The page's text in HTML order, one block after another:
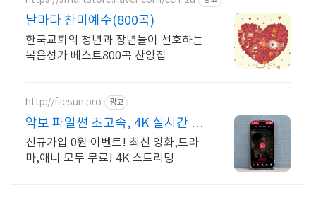
날마다 찬미예수(800곡)
한국교회의 청년과 장년들이 선호하는
복음성가 베스트800곡 찬양집
http://filesun.pro 광고
악보 파일썬 초고속, 4K 실시간 보
기!
신규가입 0원 이벤트! 최신 영화,드라
마,애니 모두 무료! 4K 스트리밍